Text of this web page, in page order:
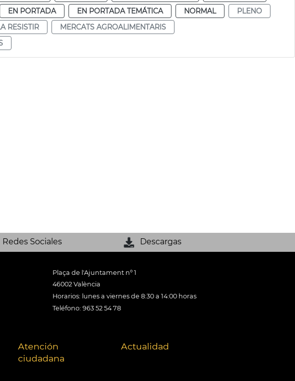
EN PORTADA EN PORTADA TEMÁTICA NORMAL
PLENO
RESISTIR
MERCATS AGROALIMENTARIS
Redes Sociales Descargas
Plaça de l'Ajuntament nº 1
46002 València
Horarios: lunes a viernes de 8:30 a 14:00 horas
Teléfono: 963 52 54 78
Atención
ciudadana
Actualidad